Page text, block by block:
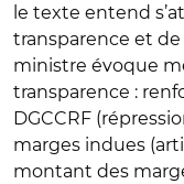
le texte entend
transparence et
ministre évoque
transparence :
DGCCRF
marges indues
montant des